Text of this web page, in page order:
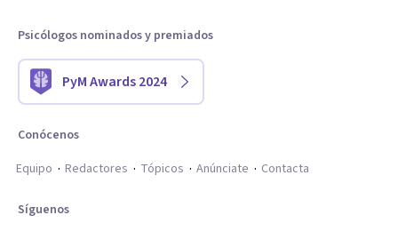
Psicólogos nominados y premiados
PyM Awards 2024
Conócenos
Equipo
Redactores Tópicos Anúnciate Contacta
Síguenos